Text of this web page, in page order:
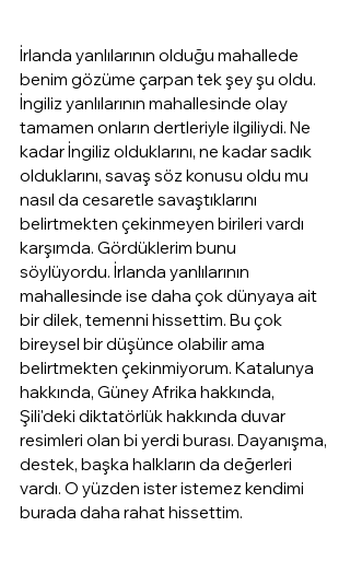
İrlanda yanlılarının olduğu mahallede
benim gözüme çarpan tek şey şu oldu.
İngiliz yanlılarının mahallesinde olay
tamamen onların dertleriyle ilgiliydi. Ne
kadar İngiliz olduklarını, ne kadar sadık
olduklarını, savaş söz konusu oldu mu
nasıl da cesaretle savaştıklarını
belirtmekten çekinmeyen birileri vardı
karşımda. Gördüklerim bunu
söylüyordu. İrlanda yanlılarının
mahallesinde ise daha çok dünyaya ait
bir dilek, temenni hissettim. Bu çok
bireysel bir düşünce olabilir ama
belirtmekten çekinmiyorum. Katalunya
hakkında, Güney Afrika hakkında,
Şili'deki diktatörlük hakkında duvar
resimleri olan bi yerdi burası. Dayanışma,
destek, başka halkların da değerleri
vardı. O yüzden ister istemez kendimi
burada daha rahat hissettim.